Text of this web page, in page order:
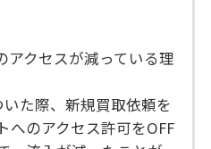
クセスが減っている理
た際、新規買取依頼を
へのアクセス許可をOFF